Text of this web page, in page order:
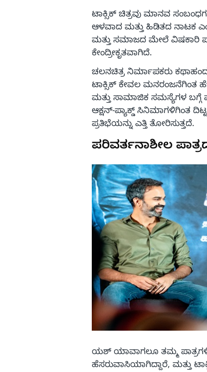
ಟಾಕ್ಸಿಕ್ ಚಿತ್ರವು ಮಾನವ
ಆಳವಾದ ಮತ್ತು ಹಿಡಿತದ ನಾಟಕ
ಮತ್ತು ಸಮಾಜದ ಮೇಲೆ
ಕೇಂದ್ರೀಕೃತವಾಗಿದೆ.
ಚಲನಚಿತ್ರ ನಿರ್ಮಾಪಕರು
ಟಾಕ್ಸಿಕ್ ಕೇವಲ ಮನರಂಜನೆಗಿಂತ
ಮತ್ತು ಸಾಮಾಜಿಕ ಸಮಸ್ಯೆಗಳ ಬಗ್ಗೆ
ಆಕ್ಷನ್-ಪ್ಯಾಕ್ಡ್ ಸಿನಿಮಾಗಳಿಗಿಂತ
ಪ್ರತಿಭೆಯನ್ನು ಎತ್ತಿ ತೋರಿಸುತ್ತದೆ.
ಪರಿವರ್ತನಾಶೀಲ
ಯಶ್ ಯಾವಾಗಲೂ ತಮ್ಮ ಪಾತ್ರಗಳಿಗೆ
ಹೆಸರುವಾಸಿಯಾಗಿದ್ದಾರೆ, ಮತ್ತು